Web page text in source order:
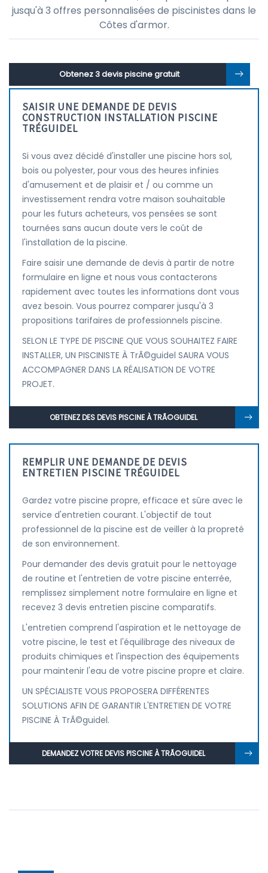
jusqu'à 3 offres personnalisées de piscinistes dans le
Côtes d'armor.
Obtenez 3 devis piscine gratuit
SAISIR UNE DEMANDE DE DEVIS
CONSTRUCTION INSTALLATION PISCINE
TRÉGUIDEL
Si vous avez décidé d'installer une piscine hors sol,
bois ou polyester, pour vous des heures infinies
d'amusement et de plaisir et / ou comme un
investissement rendra votre maison souhaitable
pour les futurs acheteurs, vos pensées se sont
tournées sans aucun doute vers le coût de
l'installation de la piscine.
Faire saisir une demande de devis à partir de notre
formulaire en ligne et nous vous contacterons
rapidement avec toutes les informations dont vous
avez besoin. Vous pourrez comparer jusqu'à 3
propositions tarifaires de professionnels piscine.
SELON LE TYPE DE PISCINE QUE VOUS SOUHAITEZ FAIRE
INSTALLER, UN PISCINISTE À TrÃ©guidel SAURA VOUS
ACCOMPAGNER DANS LA RÉALISATION DE VOTRE
PROJET.
OBTENEZ DES DEVIS PISCINE À TRÃ©GUIDEL
REMPLIR UNE DEMANDE DE DEVIS
ENTRETIEN PISCINE TRÉGUIDEL
Gardez votre piscine propre, efficace et sûre avec le
service d'entretien courant. L'objectif de tout
professionnel de la piscine est de veiller à la propreté
de son environnement.
Pour demander des devis gratuit pour le nettoyage
de routine et l'entretien de votre piscine enterrée,
remplissez simplement notre formulaire en ligne et
recevez 3 devis entretien piscine comparatifs.
L'entretien comprend l'aspiration et le nettoyage de
votre piscine, le test et l'équilibrage des niveaux de
produits chimiques et l'inspection des équipements
pour maintenir l'eau de votre piscine propre et claire.
UN SPÉCIALISTE VOUS PROPOSERA DIFFÉRENTES
SOLUTIONS AFIN DE GARANTIR L'ENTRETIEN DE VOTRE
PISCINE À TrÃ©guidel.
DEMANDEZ VOTRE DEVIS PISCINE À TRÃ©GUIDEL